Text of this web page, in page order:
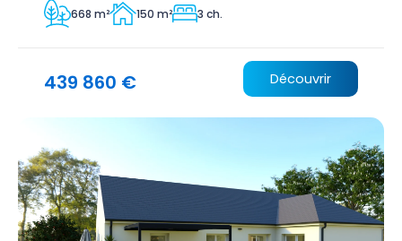
668 m² 150 m² 3 ch.
439 860 € Découvrir